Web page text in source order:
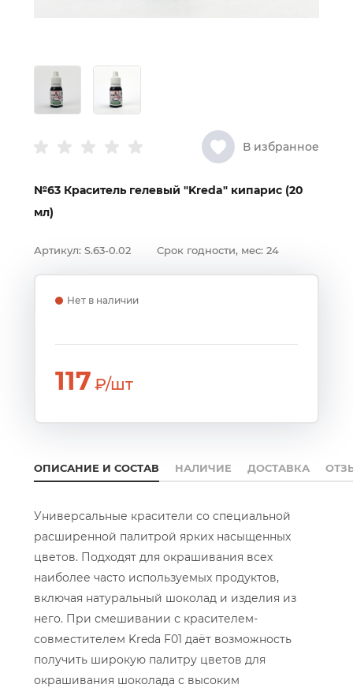
В избранное
№63 Краситель гелевый "Kreda" кипарис (20
мл)
Артикул: S.63-0.02 Срок годности, мес: 24
Нет в наличии
117₽/шт
ОПИСАНИЕ И СОСТАВ НАЛИЧИЕ ДОСТАВКА
Универсальные красители со специальной
расширенной палитрой ярких насыщенных
цветов. Подходят для окрашивания всех
наиболее часто используемых продуктов,
включая натуральный шоколад и изделия из
него. При смешивании с красителем-
совместителем Kreda F01 даёт возможность
получить широкую палитру цветов для
окрашивания шоколада с высоким